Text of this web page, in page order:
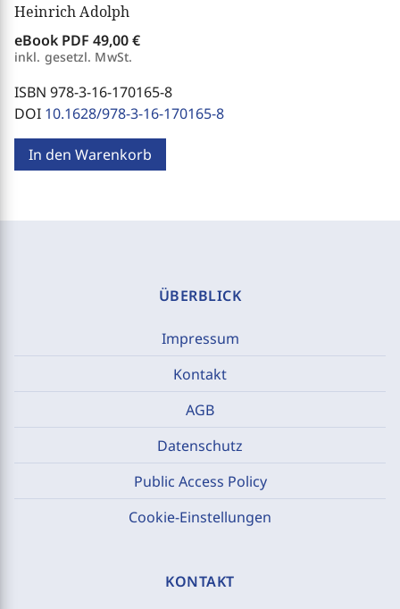
Heinrich Adolph
eBook PDF 49,00 €
inkl. gesetzl. MwSt.
ISBN 978-3-16-170165-8
DOI 10.1628/978-3-16-170165-8
In den Warenkorb
ÜBERBLICK
Impressum
Kontakt
AGB
Datenschutz
Public Access Policy
Cookie-Einstellungen
KONTAKT